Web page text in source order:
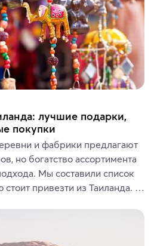
лучшие подарки,
покупки
и фабрики предлагают
но богатство ассортимента
Мы составили список
стоит привезти из Таиланда.
предметы интерьера